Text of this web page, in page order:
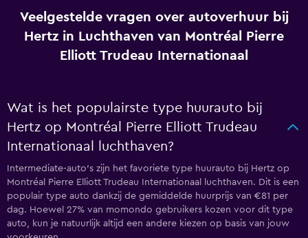
Veelgestelde vragen over autoverhuur bij
Hertz in Luchthaven van Montréal Pierre
Elliott Trudeau Internationaal
Wat is het populairste type huurauto bij
Hertz op Montréal Pierre Elliott Trudeau
Internationaal luchthaven?
Intermediate-auto's zijn het favoriete type huurauto bij Hertz op
Montréal Pierre Elliott Trudeau Internationaal luchthaven. Dit is een
populair type auto dankzij de gemiddelde huurprijs van €81 per
dag. Hoewel 27% van momondo gebruikers kozen voor dit type
auto, kun je natuurlijk altijd een andere kiezen op basis van jouw